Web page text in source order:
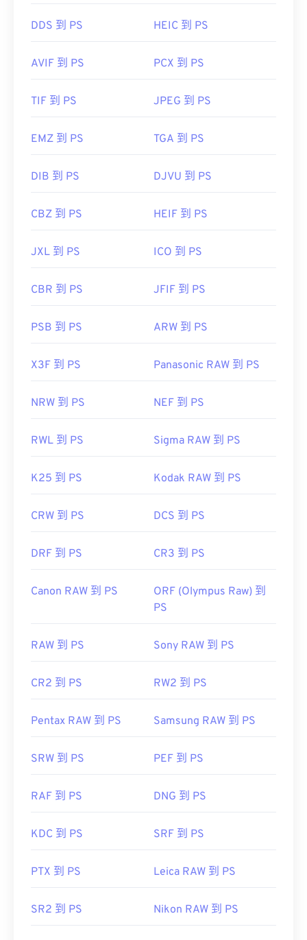
DCR 轉 JPG
首次發布：1991
DDS 到 PS HEIC 到 PS
AVIF 到 PS PCX 到 PS
TIF 到 PS JPEG 到 PS
EMZ 到 PS TGA 到 PS
DIB 到 PS DJVU 到 PS
CBZ 到 PS HEIF 到 PS
JXL 到 PS ICO 到 PS
CBR 到 PS JFIF 到 PS
PSB 到 PS ARW 到 PS
X3F 到 PS Panasonic RAW 到 PS
NRW 到 PS NEF 到 PS
RWL 到 PS Sigma RAW 到 PS
K25 到 PS Kodak RAW 到 PS
CRW 到 PS DCS 到 PS
DRF 到 PS CR3 到 PS
Canon RAW 到 PS
ORF (Olympus Raw) 到
PS
RAW 到 PS Sony RAW 到 PS
CR2 到 PS RW2 到 PS
Pentax RAW 到 PS Samsung RAW 到 PS
SRW 到 PS PEF 到 PS
RAF 到 PS DNG 到 PS
KDC 到 PS SRF 到 PS
PTX 到 PS Leica RAW 到 PS
SR2 到 PS Nikon RAW 到 PS